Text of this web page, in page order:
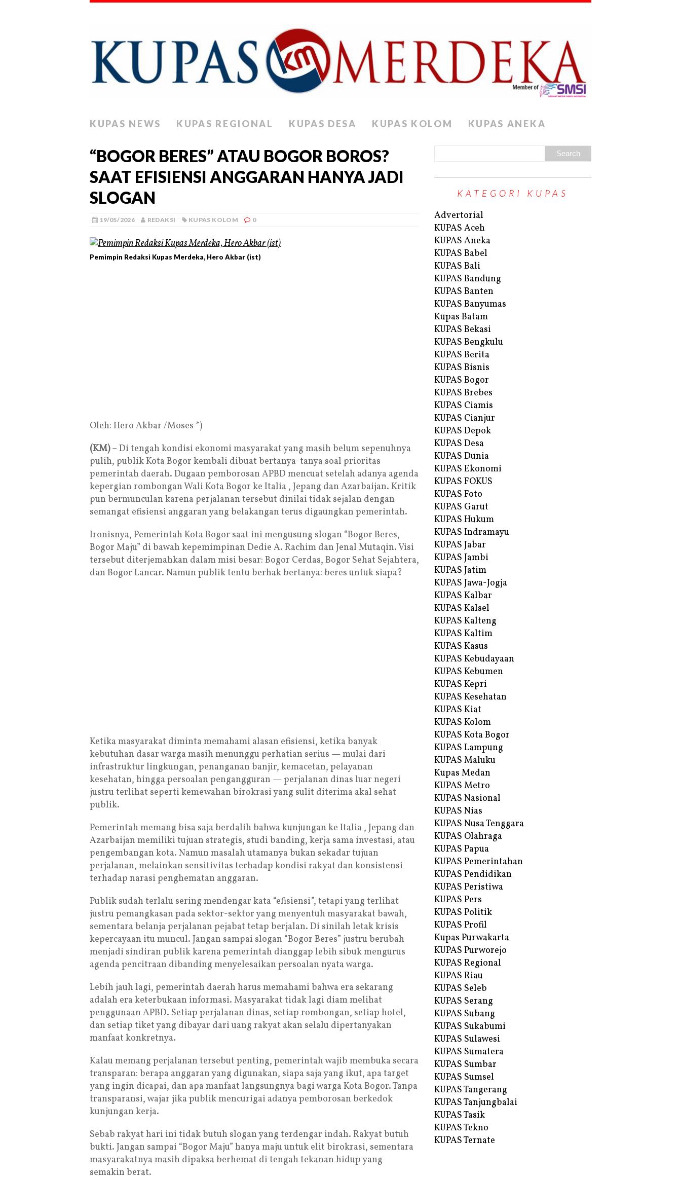
KUPAS NEWS KUPAS REGIONAL KUPAS DESA KUPAS KOLOM KUPAS ANEKA
“BOGOR BERES” ATAU BOGOR BOROS?
SAAT EFISIENSI ANGGARAN HANYA JADI
SLOGAN
19/05/2026 REDAKSI KUPAS KOLOM 0
Pemimpin Redaksi Kupas Merdeka, Hero Akbar (ist)
Oleh: Hero Akbar /Moses *)
(KM)– Di tengah kondisi ekonomi masyarakat yang masih belum sepenuhnya
pulih, publik Kota Bogor kembali dibuat bertanya-tanya soal prioritas
pemerintah daerah. Dugaan pemborosan APBD mencuat setelah adanya agenda
kepergian rombongan Wali Kota Bogor ke Italia , Jepang dan Azarbaijan. Kritik
pun bermunculan karena perjalanan tersebut dinilai tidak sejalan dengan
semangat efisiensi anggaran yang belakangan terus digaungkan pemerintah.
Ironisnya, Pemerintah Kota Bogor saat ini mengusung slogan “Bogor Beres,
Bogor Maju” di bawah kepemimpinan Dedie A. Rachim dan Jenal Mutaqin. Visi
tersebut diterjemahkan dalam misi besar: Bogor Cerdas, Bogor Sehat Sejahtera,
dan Bogor Lancar. Namun publik tentu berhak bertanya: beres untuk siapa?
Ketika masyarakat diminta memahami alasan efisiensi, ketika banyak
kebutuhan dasar warga masih menunggu perhatian serius — mulai dari
infrastruktur lingkungan, penanganan banjir, kemacetan, pelayanan
kesehatan, hingga persoalan pengangguran — perjalanan dinas luar negeri
justru terlihat seperti kemewahan birokrasi yang sulit diterima akal sehat
publik.
Pemerintah memang bisa saja berdalih bahwa kunjungan ke Italia , Jepang dan
Azarbaijan memiliki tujuan strategis, studi banding, kerja sama investasi, atau
pengembangan kota. Namun masalah utamanya bukan sekadar tujuan
perjalanan, melainkan sensitivitas terhadap kondisi rakyat dan konsistensi
terhadap narasi penghematan anggaran.
Publik sudah terlalu sering mendengar kata “efisiensi”, tetapi yang terlihat
justru pemangkasan pada sektor-sektor yang menyentuh masyarakat bawah,
sementara belanja perjalanan pejabat tetap berjalan. Di sinilah letak krisis
kepercayaan itu muncul. Jangan sampai slogan “Bogor Beres” justru berubah
menjadi sindiran publik karena pemerintah dianggap lebih sibuk mengurus
agenda pencitraan dibanding menyelesaikan persoalan nyata warga.
Lebih jauh lagi, pemerintah daerah harus memahami bahwa era sekarang
adalah era keterbukaan informasi. Masyarakat tidak lagi diam melihat
penggunaan APBD. Setiap perjalanan dinas, setiap rombongan, setiap hotel,
dan setiap tiket yang dibayar dari uang rakyat akan selalu dipertanyakan
manfaat konkretnya.
Kalau memang perjalanan tersebut penting, pemerintah wajib membuka secara
transparan: berapa anggaran yang digunakan, siapa saja yang ikut, apa target
yang ingin dicapai, dan apa manfaat langsungnya bagi warga Kota Bogor. Tanpa
transparansi, wajar jika publik mencurigai adanya pemborosan berkedok
kunjungan kerja.
Sebab rakyat hari ini tidak butuh slogan yang terdengar indah. Rakyat butuh
bukti. Jangan sampai “Bogor Maju” hanya maju untuk elit birokrasi, sementara
masyarakatnya masih dipaksa berhemat di tengah tekanan hidup yang
semakin berat.
KATEGORI KUPAS
Advertorial
KUPAS Aceh
KUPAS Aneka
KUPAS Babel
KUPAS Bali
KUPAS Bandung
KUPAS Banten
KUPAS Banyumas
Kupas Batam
KUPAS Bekasi
KUPAS Bengkulu
KUPAS Berita
KUPAS Bisnis
KUPAS Bogor
KUPAS Brebes
KUPAS Ciamis
KUPAS Cianjur
KUPAS Depok
KUPAS Desa
KUPAS Dunia
KUPAS Ekonomi
KUPAS FOKUS
KUPAS Foto
KUPAS Garut
KUPAS Hukum
KUPAS Indramayu
KUPAS Jabar
KUPAS Jambi
KUPAS Jatim
KUPAS Jawa-Jogja
KUPAS Kalbar
KUPAS Kalsel
KUPAS Kalteng
KUPAS Kaltim
KUPAS Kasus
KUPAS Kebudayaan
KUPAS Kebumen
KUPAS Kepri
KUPAS Kesehatan
KUPAS Kiat
KUPAS Kolom
KUPAS Kota Bogor
KUPAS Lampung
KUPAS Maluku
Kupas Medan
KUPAS Metro
KUPAS Nasional
KUPAS Nias
KUPAS Nusa Tenggara
KUPAS Olahraga
KUPAS Papua
KUPAS Pemerintahan
KUPAS Pendidikan
KUPAS Peristiwa
KUPAS Pers
KUPAS Politik
KUPAS Profil
Kupas Purwakarta
KUPAS Purworejo
KUPAS Regional
KUPAS Riau
KUPAS Seleb
KUPAS Serang
KUPAS Subang
KUPAS Sukabumi
KUPAS Sulawesi
KUPAS Sumatera
KUPAS Sumbar
KUPAS Sumsel
KUPAS Tangerang
KUPAS Tanjungbalai
KUPAS Tasik
KUPAS Tekno
KUPAS Ternate